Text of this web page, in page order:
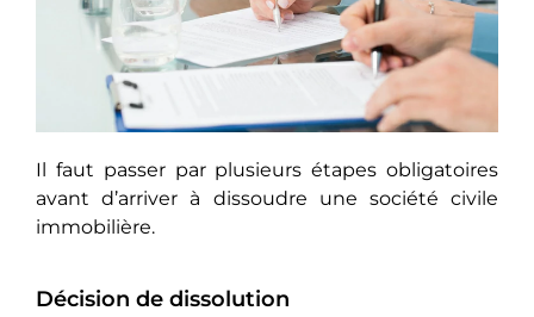
Il faut passer par plusieurs étapes obligatoires
avant d’arriver à dissoudre une société civile
immobilière.
Décision de dissolution